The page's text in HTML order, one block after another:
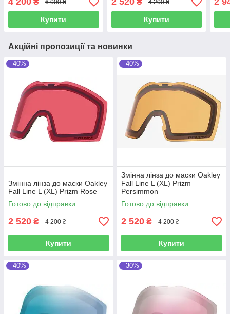
₴ 6 000 ₴
Купити
₴ 4 200 ₴
Купити
Акційні пропозиції та новинки
–40%
Змінна лінза до маски Oakley
Fall Line L (XL) Prizm Rose
Готово до відправки
2 520 ₴ 4 200 ₴
Купити
–40%
Змінна лінза до маски Oakley
Fall Line L (XL) Prizm
Persimmon
Готово до відправки
2 520 ₴ 4 200 ₴
Купити
–40% –30%